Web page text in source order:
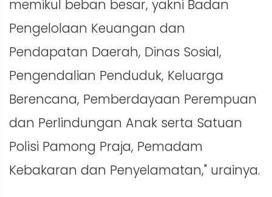
memikul beban besar, yakni Badan
Pengelolaan Keuangan dan
Pendapatan Daerah, Dinas Sosial,
Pengendalian Penduduk, Keluarga
Berencana, Pemberdayaan Perempuan
dan Perlindungan Anak serta Satuan
Polisi Pamong Praja, Pemadam
Kebakaran dan Penyelamatan," urainya.